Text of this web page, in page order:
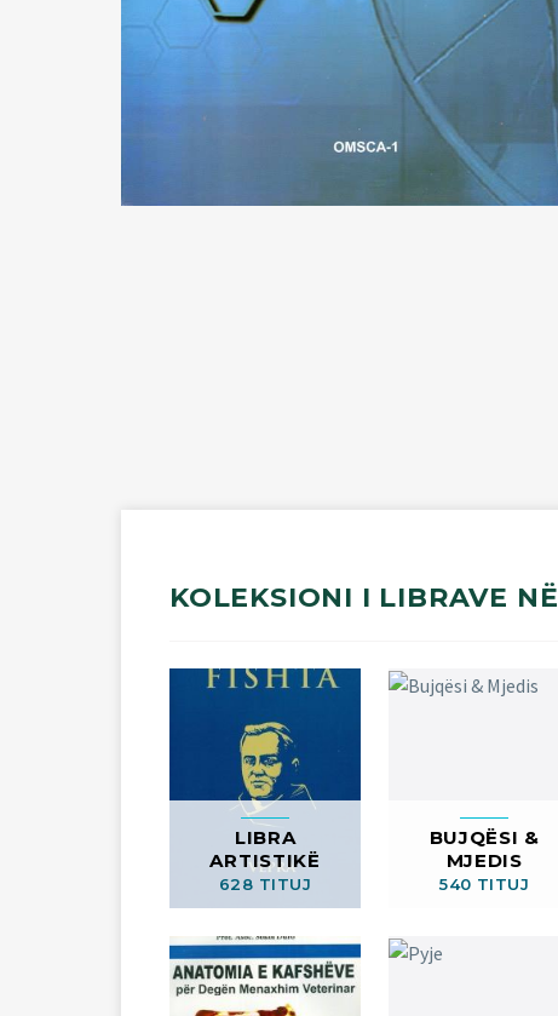
KOLEKSIONI I LIBRAVE NË
LIBRA
ARTISTIKË
628 TITUJ
BUJQËSI &
MJEDIS
540 TITUJ